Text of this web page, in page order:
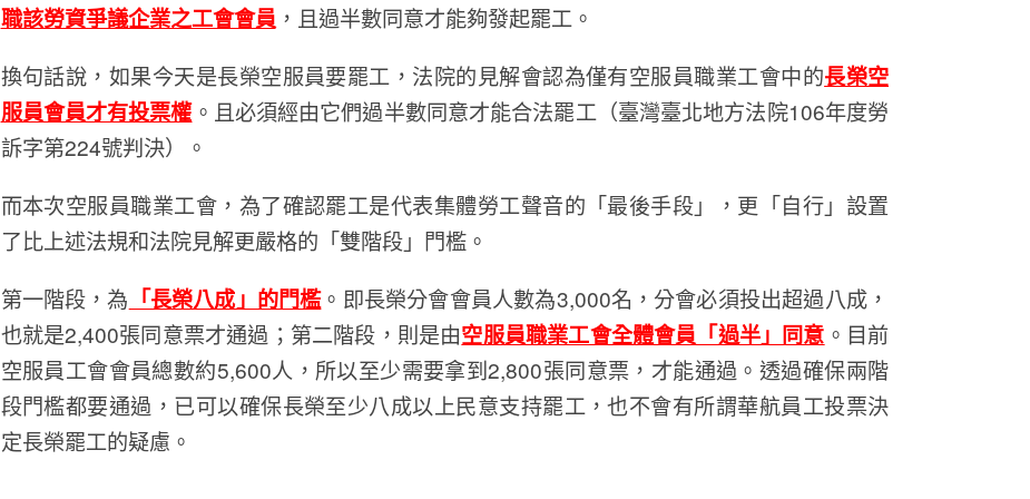
職該勞資爭議企業之工會會員 ，且過半數同意才能夠發起罷工。
換句話說，如果今天是長榮空服員要罷工，法院的見解會認為僅有空服員職業工會中的長榮空
服員會員才有投票權。且必須經由它們過半數同意才能合法罷工（臺灣臺北地方法院106年度勞
訴字第224號判決）。
而本次空服員職業工會，為了確認罷工是代表集體勞工聲音的「最後手段」，更「自行」設置
了比上述法規和法院見解更嚴格的「雙階段」門檻。
第一階段，為 「長榮八成」的門檻。即長榮分會會員人數為3,000名，分會必須投出超過八成，
也就是2,400張同意票才通過；第二階段，則是由空服員職業工會全體會員「過半」同意 。目前
空服員工會會員總數約5,600人，所以至少需要拿到2,800張同意票，才能通過。透過確保兩階
段門檻都要通過，已可以確保長榮至少八成以上民意支持罷工，也不會有所謂華航員工投票決
定長榮罷工的疑慮。